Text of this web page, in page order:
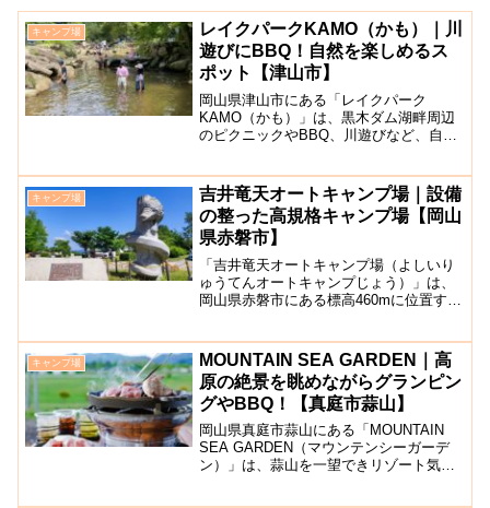
キャンプ場
レイクパークKAMO（かも）｜川
遊びにBBQ！自然を楽しめるス
ポット【津山市】
岡山県津山市にある「レイクパーク
KAMO（かも）」は、黒木ダム湖畔周辺
のピクニックやBBQ、川遊びなど、自然
ど、あわせて15の園地があります。大自
然に囲まれたパークでは...
キャンプ場
吉井竜天オートキャンプ場｜設備
の整った高規格キャンプ場【岡山
県赤磐市】
「吉井竜天オートキャンプ場（よしいり
ゅうてんオートキャンプじょう）」は、
岡山県赤磐市にある標高460mに位置する
場内は手入れや管理が行き届いていて、
トイレやシャワールー...
キャンプ場
MOUNTAIN SEA GARDEN｜高
原の絶景を眺めながらグランピン
グやBBQ！【真庭市蒜山】
岡山県真庭市蒜山にある「MOUNTAIN
SEA GARDEN（マウンテンシーガーデ
ン）」は、蒜山を一望できリゾート気分